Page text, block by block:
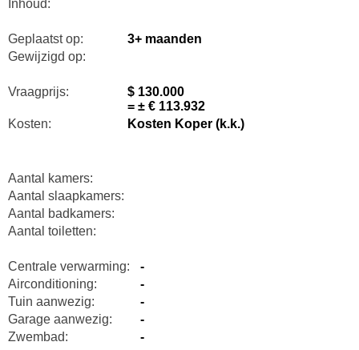
Inhoud:
Geplaatst op:
3+ maanden
Gewijzigd op:
Vraagprijs:
$ 130.000
= ± € 113.932
Kosten:
Kosten Koper (k.k.)
Aantal kamers:
Aantal slaapkamers:
Aantal badkamers:
Aantal toiletten:
Centrale verwarming:
-
Airconditioning:
-
Tuin aanwezig:
-
Garage aanwezig:
-
Zwembad:
-